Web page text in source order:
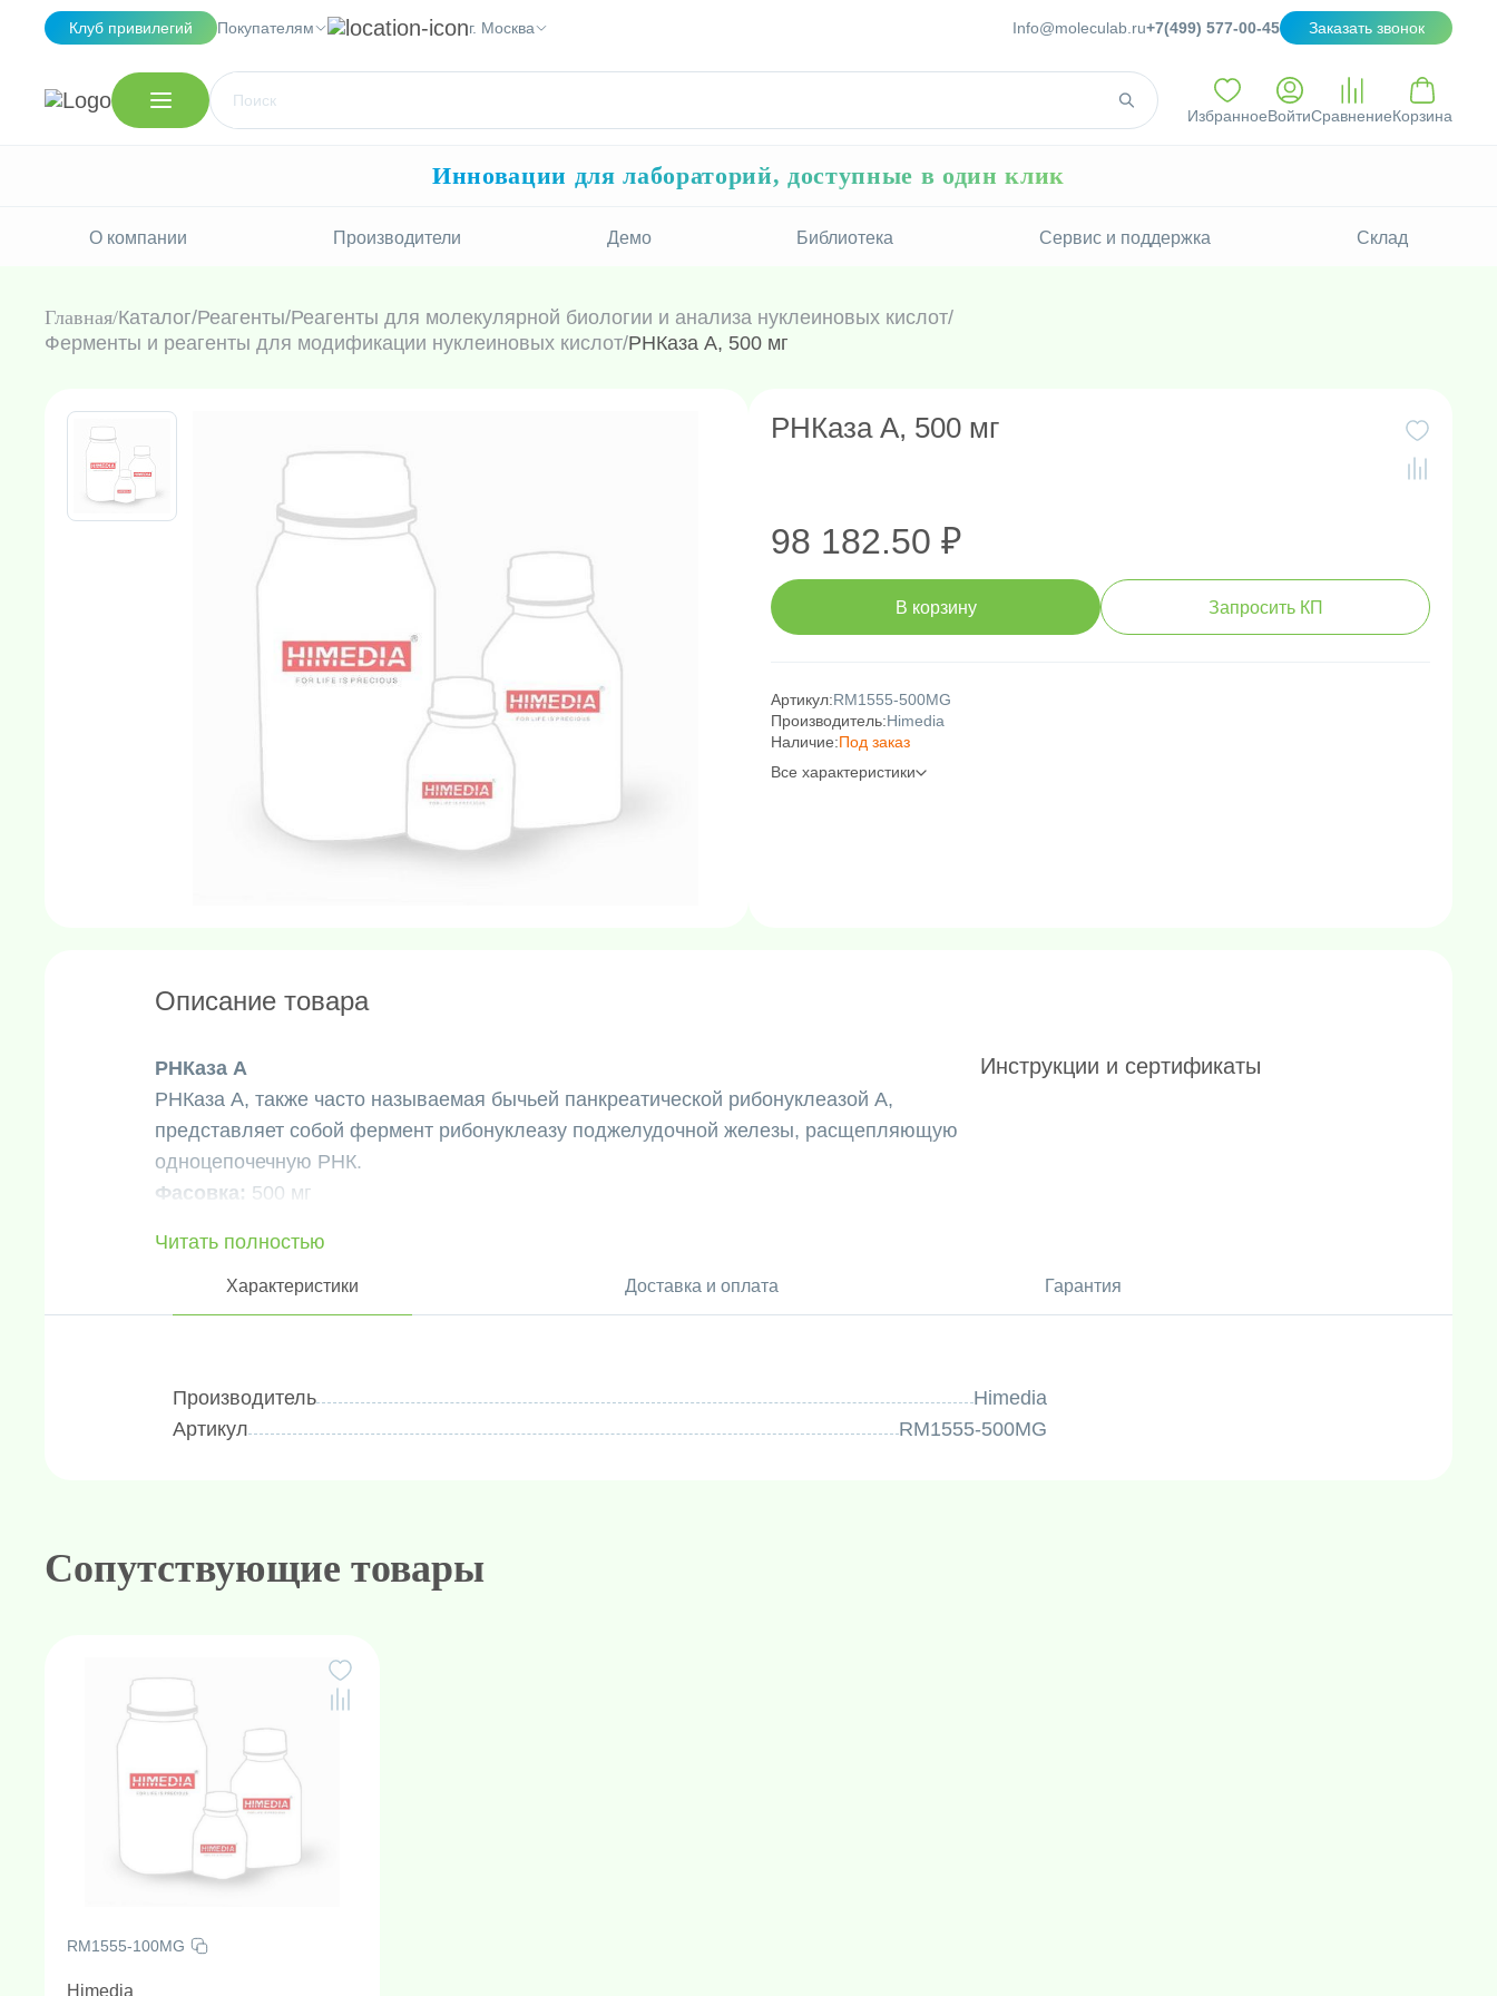
Клуб привилегий Покупателям г. Москва Info@moleculab.ru+7(499) 577-00-45 Заказать звонок
ИзбранноеВойтиСравнениеКорзина
Инновации для лабораторий, доступные в один клик
О компании Производители Демо Библиотека Сервис и поддержка Склад
Главная Каталог/Реагенты/Реагенты для молекулярной биологии и анализа нуклеиновых кислот/
Ферменты и реагенты для модификации нуклеиновых кислот/РНКаза А, 500 мг
РНКаза А, 500 мг
98 182.50 ₽
В корзину Запросить КП
Артикул:RM1555-500MG
Производитель:Himedia
Наличие:Под заказ
Все характеристики
Описание товара
РНКаза А
РНКаза А, также часто называемая бычьей панкреатической рибонуклеазой А,
представляет собой фермент рибонуклеазу поджелудочной железы, расщепляющую
одноцепочечную РНК.
Фасовка: 500 мг
Читать полностью
Инструкции и сертификаты
Характеристики Доставка и оплата Гарантия
Производитель
Himedia
Артикул
RM1555-500MG
Сопутствующие товары
RM1555-100MG
Himedia